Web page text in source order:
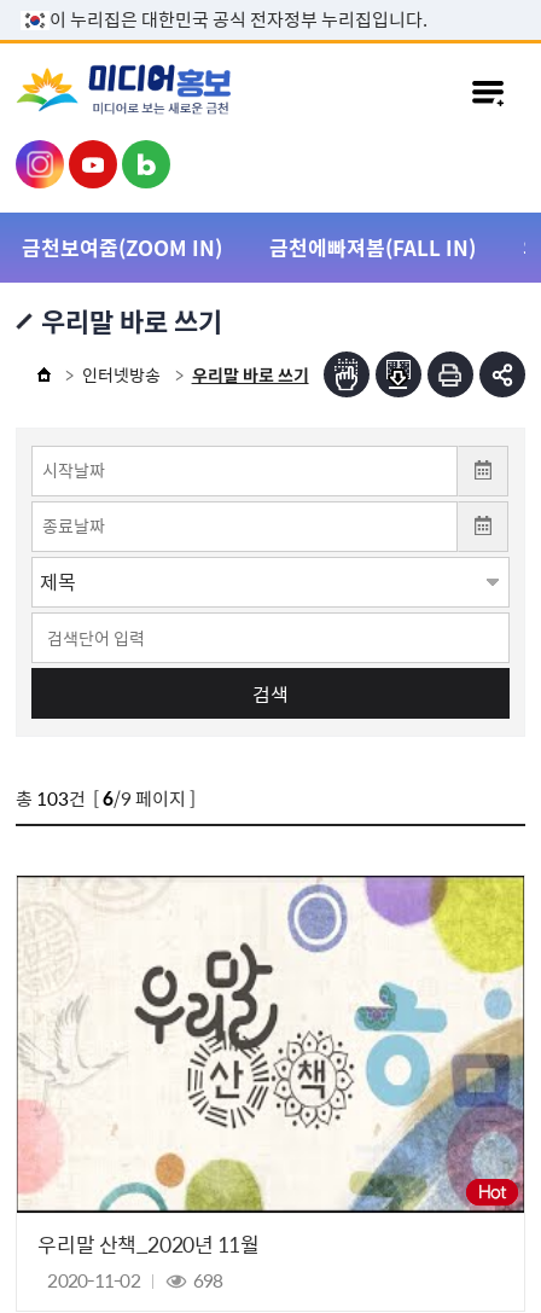
본문 바로가기
이 누리집은 대한민국 공식 전자정부 누리집입니다.
금천보여줌(ZOOM IN) 금천에빠져봄(FALL IN)
우리말 바로 쓰기
인터넷방송 우리말 바로 쓰기
검색
총 103건 [6/9 페이지 ]
우리말 산책_2020년 11월
2020-11-02 698